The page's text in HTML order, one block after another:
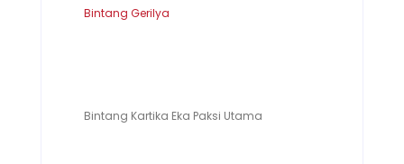
Bintang Gerilya
Bintang Kartika Eka Paksi Utama